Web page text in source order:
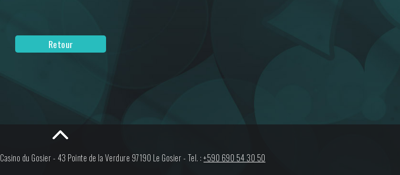
Retour
Casino du Gosier - 43 Pointe de la Verdure 97190 Le Gosier- Tel. :+590 690 54 30 50